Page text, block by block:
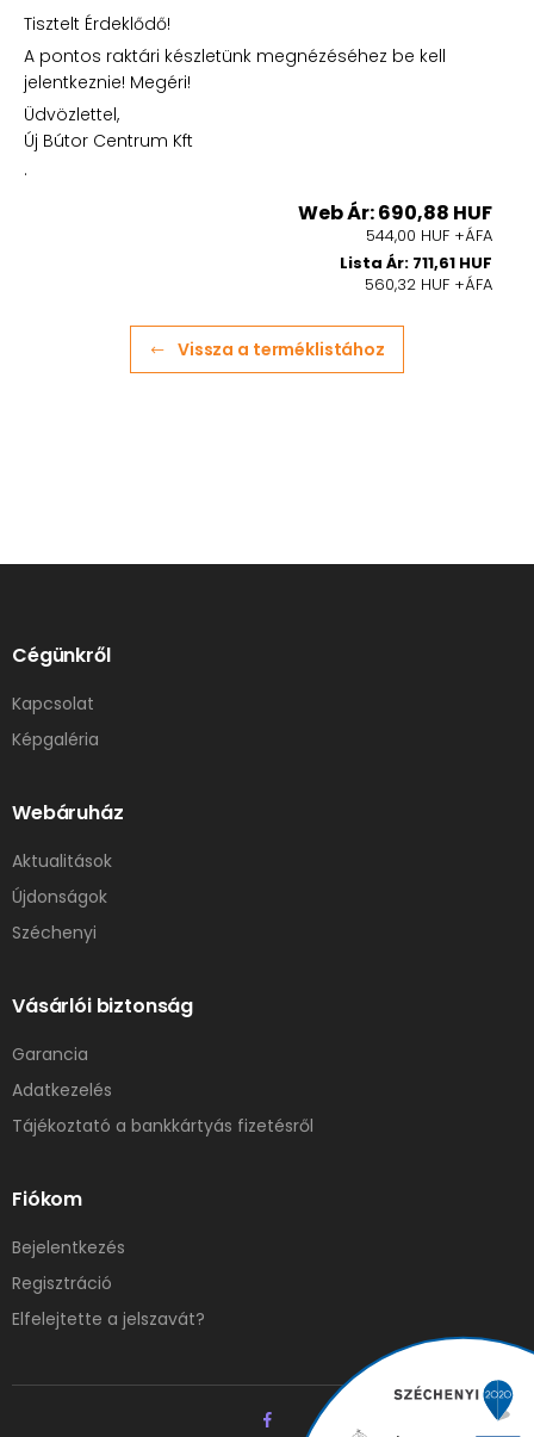
Tisztelt Érdeklődő!
A pontos raktári készletünk megnézéséhez be kell
jelentkeznie! Megéri!
Üdvözlettel,
Új Bútor Centrum Kft
.
Web Ár: 690,88 HUF
544,00 HUF +ÁFA
Lista Ár: 711,61 HUF
560,32 HUF +ÁFA
Vissza a terméklistához
Cégünkről
Kapcsolat
Képgaléria
Webáruház
Aktualitások
Újdonságok
Széchenyi
Vásárlói biztonság
Garancia
Adatkezelés
Tájékoztató a bankkártyás fizetésről
Fiókom
Bejelentkezés
Regisztráció
Elfelejtette a jelszavát?